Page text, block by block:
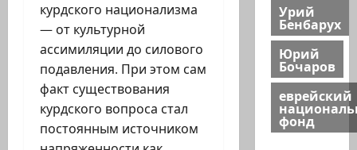
курдского национализма
— от культурной
ассимиляции до силового
подавления. При этом сам
факт существования
курдского вопроса стал
постоянным источником
Урий
Бенбарух
Юрий
Бочаров
еврейский
фонд